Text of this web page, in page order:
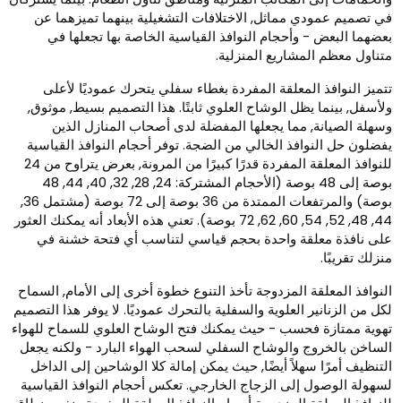
تصميم عمودي مماثل, الاختلافات التشغيلية بينهما تميزهما عن
البعض - وأحجام النوافذ القياسية الخاصة بها تجعلها في
معظم المشاريع المنزلية.
النوافذ المعلقة المفردة بغطاء سفلي يتحرك عموديًا لأعلى
بينما يظل الوشاح العلوي ثابتًا. هذا التصميم بسيط, موثوق,
الصيانة, مما يجعلها المفضلة لدى أصحاب المنازل الذين
حل النوافذ الخالي من الضجة. توفر أحجام النوافذ القياسية
للنوافذ المعلقة المفردة قدرًا كبيرًا من المرونة, بعرض يتراوح من 24
بوصة إلى 48 بوصة (الأحجام المشتركة: 24, 28, 32, 40, 44, 48
بوصة) والمرتفعات الممتدة من 36 بوصة إلى 72 بوصة (مشتمل 36,
44, 48, 52, 54, 60, 62, 72 بوصة). تعني هذه الأبعاد أنه يمكنك العثور
نافذة معلقة واحدة بحجم قياسي لتناسب أي فتحة خشنة في
تقريبًا.
المعلقة المزدوجة تأخذ التنوع خطوة أخرى إلى الأمام, السماح
من الزنانير العلوية والسفلية بالتحرك عموديًا. لا يوفر هذا التصميم
ممتازة فحسب - حيث يمكنك فتح الوشاح العلوي للسماح للهواء
بالخروج والوشاح السفلي لسحب الهواء البارد - ولكنه يجعل
أمرًا سهلاً أيضًا, حيث يمكن إمالة كلا الوشاحين إلى الداخل
الوصول إلى الزجاج الخارجي. تعكس أحجام النوافذ القياسية